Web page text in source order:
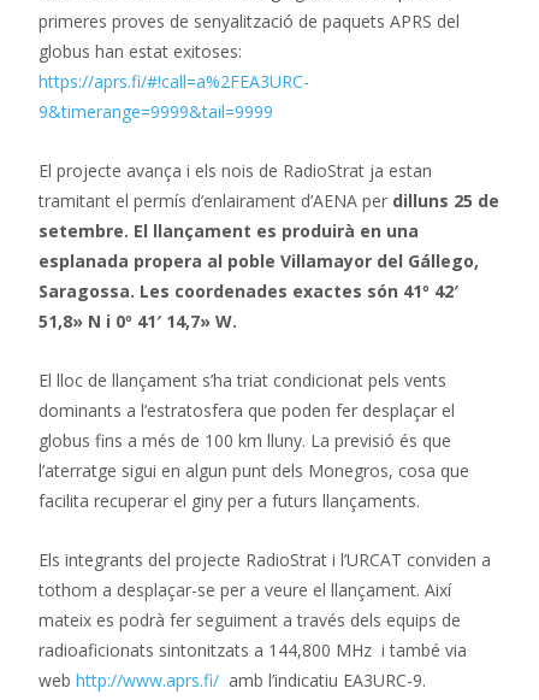
primeres proves de senyalització de paquets APRS del
globus han estat exitoses:
https://aprs.fi/#!call=a%2FEA3URC-
9&timerange=9999&tail=9999
El projecte avança i els nois de RadioStrat ja estan
tramitant el permís d’enlairament d’AENA per dilluns 25 de
setembre. El llançament es produirà en una
esplanada propera al poble Villamayor del Gállego,
Saragossa. Les coordenades exactes són 41º 42′
51,8» N i 0º 41′ 14,7» W.
El lloc de llançament s’ha triat condicionat pels vents
dominants a l’estratosfera que poden fer desplaçar el
globus fins a més de 100 km lluny. La previsió és que
l’aterratge sigui en algun punt dels Monegros, cosa que
facilita recuperar el giny per a futurs llançaments.
Els integrants del projecte RadioStrat i l’URCAT conviden a
tothom a desplaçar-se per a veure el llançament. Així
mateix es podrà fer seguiment a través dels equips de
radioaficionats sintonitzats a 144,800 MHz i també via
web http://www.aprs.fi/ amb l’indicatiu EA3URC-9.